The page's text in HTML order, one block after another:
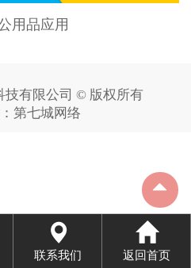
用品应用
技有限公司 © 版权所有
第七城网络
联系我们 返回首页